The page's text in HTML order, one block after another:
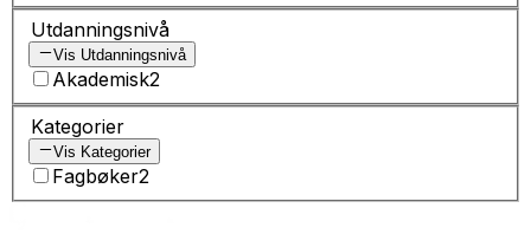
Utdanningsnivå
Vis Utdanningsnivå
Akademisk2
Kategorier
Vis Kategorier
Fagbøker2